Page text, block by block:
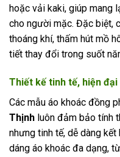
hoặc vải kaki, giúp mang
cho người mặc. Đặc biệt,
thoáng khí, thấm hút mồ
tiết thay đổi trong suốt
Thiết kế tinh tế, hiện đại
Các mẫu áo khoác đồng
Thịnh luôn đảm bảo tính
nhưng tinh tế, dễ dàng
dáng áo khoác đa dạng,